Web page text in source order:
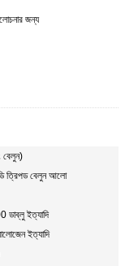
জন্য
বেলুন)
ত্রিপড বেলুন আলো
ইত্যাদি
ইত্যাদি